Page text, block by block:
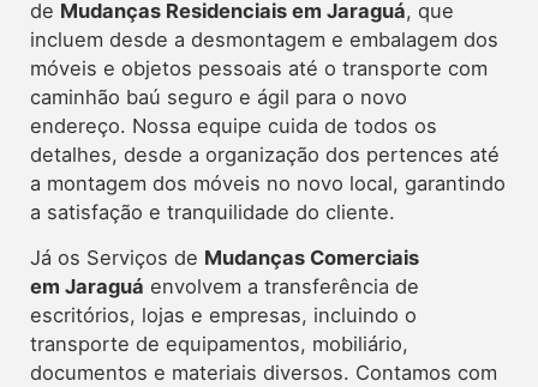
de Mudanças Residenciais em Jaraguá, que
incluem desde a desmontagem e embalagem dos
móveis e objetos pessoais até o transporte com
caminhão baú seguro e ágil para o novo
endereço. Nossa equipe cuida de todos os
detalhes, desde a organização dos pertences até
a montagem dos móveis no novo local, garantindo
a satisfação e tranquilidade do cliente.
Já os Serviços de Mudanças Comerciais
em Jaraguá envolvem a transferência de
escritórios, lojas e empresas, incluindo o
transporte de equipamentos, mobiliário,
documentos e materiais diversos. Contamos com